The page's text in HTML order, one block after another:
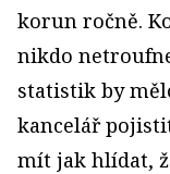
korun ročně.
nikdo
statistik by
kancelář
mít jak hlídat,